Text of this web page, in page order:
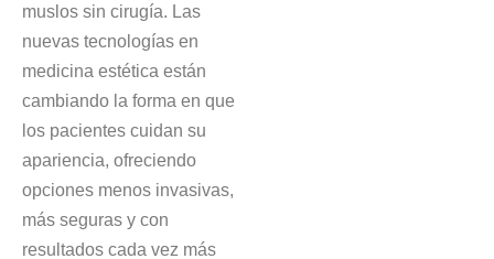
muslos sin cirugía. Las
nuevas tecnologías en
medicina estética están
cambiando la forma en que
los pacientes cuidan su
apariencia, ofreciendo
opciones menos invasivas,
más seguras y con
resultados cada vez más